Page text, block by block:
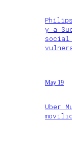
y a
social
May 19
Uber